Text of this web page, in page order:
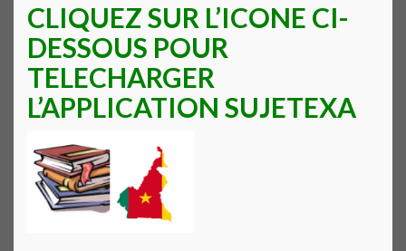
CLIQUEZ SUR L’ICONE CI-
DESSOUS POUR
TELECHARGER
L’APPLICATION SUJETEXA